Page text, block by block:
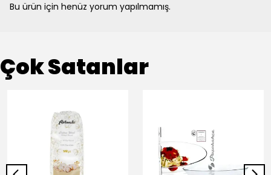
Bu ürün için henüz yorum yapılmamış.
Çok Satanlar